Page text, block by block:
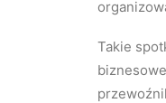
Takie